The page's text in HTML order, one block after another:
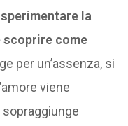
la
scoprire come
per un’assenza, si
viene
sopraggiunge